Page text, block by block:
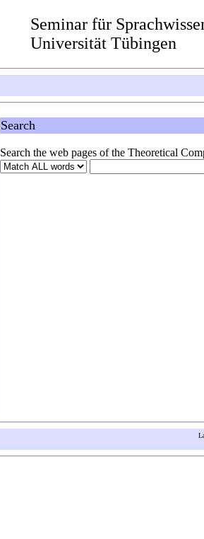
Seminar für
Universität Tübingen
Search
Search the web pages of the Theoretical